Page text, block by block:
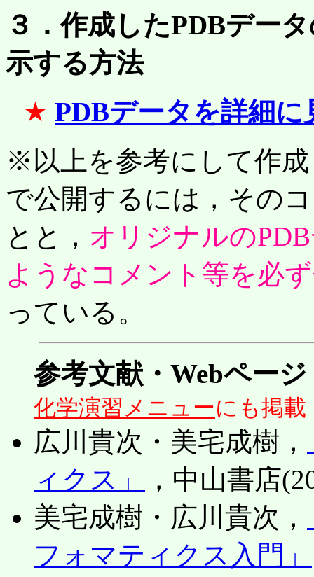
３．作成したPDBデー
示する方法
★ PDBデータを詳細
※以上を参考にして作成
で公開するには，その
とと， オリジナルの
ようなコメント等を必
っている。
参考文献・Webページ
化学演習メニューにも掲載
広川貴次・美宅成樹，
ィクス」
，中山書店
美宅成樹・広川貴次，
フォマティクス入門」